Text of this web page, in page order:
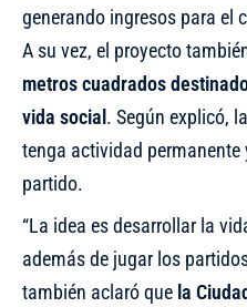
generando ingresos para el
A su vez, el proyecto
metros cuadrados
vida social . Según explicó,
tenga actividad
partido.
“La idea es desarrollar la
además de jugar los
también aclaró que la